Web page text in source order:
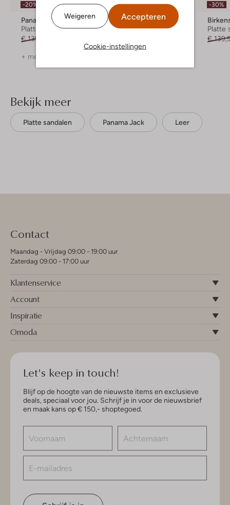
Weigeren Accepteren
Cookie-instellingen
-20%
Panama Jack
Platte sandalen
€ 139,99
+ meer kleuren
-20%
Gabor
Platte sandalen
-30%
Platte
€
Bekijk meer
Platte sandalen Panama Jack Leer
Contact
Maandag - Vrijdag 09:00 - 19:00 uur
Zaterdag 09:00 - 17:00 uur
Klantenservice
Account
Inspiratie
Omoda
Let's keep in touch!
Blijf op de hoogte van de nieuwste items en exclusieve
deals, speciaal voor jou. Schrijf je in voor de nieuwsbrief
en maak kans op € 150,- shoptegoed.